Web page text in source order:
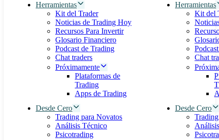
Herramientas
Kit del Trader
Noticias de Trading Hoy
Recursos Para Invertir
Glosario Financiero
Podcast de Trading
Chat traders
Próximamente
Plataformas de
Trading
Apps de Trading
Desde Cero
Trading para Novatos
Análisis Técnico
Psicotrading
Herramientas
Kit del
Chat
Desde Cero